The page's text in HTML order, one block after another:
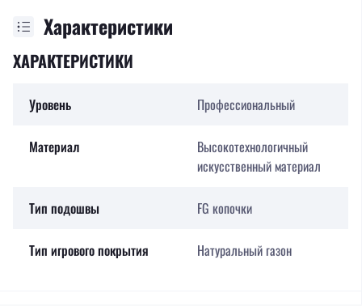
Характеристики
ХАРАКТЕРИСТИКИ
Уровень Профессиональный
Материал
Высокотехнологичный
искусственный материал
Тип подошвы FG копочки
Тип игрового покрытия Натуральный газон